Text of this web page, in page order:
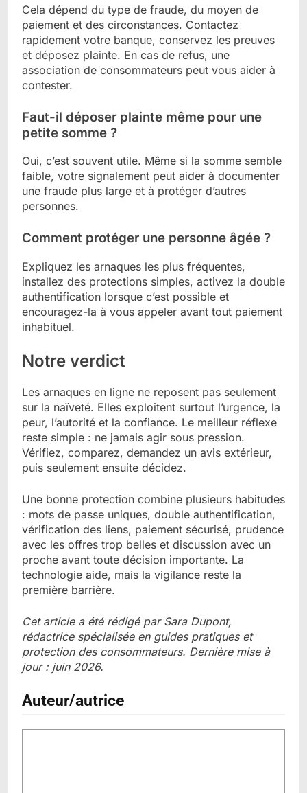
Cela dépend du type de fraude, du moyen de
paiement et des circonstances. Contactez
rapidement votre banque, conservez les preuves
et déposez plainte. En cas de refus, une
association de consommateurs peut vous aider à
contester.
Faut-il déposer plainte même pour une
petite somme ?
Oui, c’est souvent utile. Même si la somme semble
faible, votre signalement peut aider à documenter
une fraude plus large et à protéger d’autres
personnes.
Comment protéger une personne âgée ?
Expliquez les arnaques les plus fréquentes,
installez des protections simples, activez la double
authentification lorsque c’est possible et
encouragez-la à vous appeler avant tout paiement
inhabituel.
Notre verdict
Les arnaques en ligne ne reposent pas seulement
sur la naïveté. Elles exploitent surtout l’urgence, la
peur, l’autorité et la confiance. Le meilleur réflexe
reste simple : ne jamais agir sous pression.
Vérifiez, comparez, demandez un avis extérieur,
puis seulement ensuite décidez.
Une bonne protection combine plusieurs habitudes
: mots de passe uniques, double authentification,
vérification des liens, paiement sécurisé, prudence
avec les offres trop belles et discussion avec un
proche avant toute décision importante. La
technologie aide, mais la vigilance reste la
première barrière.
Cet article a été rédigé par Sara Dupont,
rédactrice spécialisée en guides pratiques et
protection des consommateurs. Dernière mise à
jour : juin 2026.
Auteur/autrice